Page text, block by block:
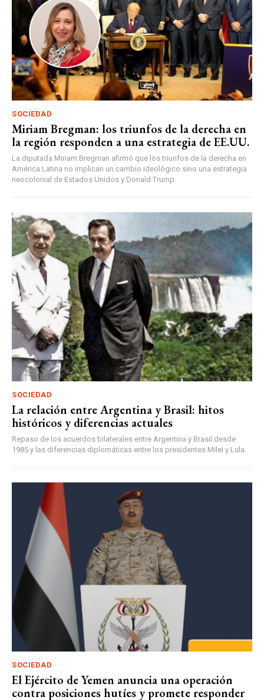
SOCIEDAD
Miriam Bregman: los triunfos de la derecha en
la región responden a una estrategia de EE.UU.
La diputada Miriam Bregman afirmó que los triunfos de la derecha en
América Latina no implican un cambio ideológico sino una estrategia
neocolonial de Estados Unidos y Donald Trump.
SOCIEDAD
La relación entre Argentina y Brasil: hitos
históricos y diferencias actuales
Repaso de los acuerdos bilaterales entre Argentina y Brasil desde
1985 y las diferencias diplomáticas entre los presidentes Milei y Lula.
SOCIEDAD
El Ejército de Yemen anuncia una operación
contra posiciones hutíes y promete responder